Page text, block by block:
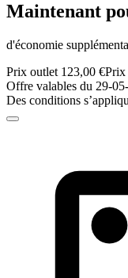
Maintenant
d'économie
Prix outlet 123,00 €Prix
Offre valables du 29-
Des conditions